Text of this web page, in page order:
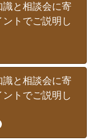
と相談会に寄
トでご説明し
と相談会に寄
トでご説明し